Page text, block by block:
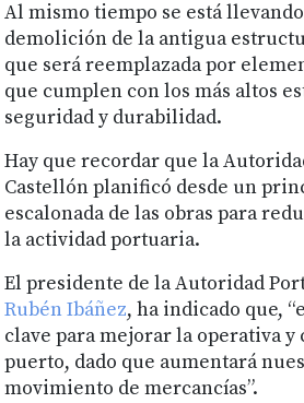
Al mismo tiempo se está
demolición de la antigua
que será reemplazada por
que cumplen con los más altos
seguridad y durabilidad.
Hay que recordar que la
Castellón planificó desde un
escalonada de las obras para
la actividad portuaria.
El presidente de la Autoridad
Rubén Ibáñez, ha indicado que,
clave para mejorar la operativa
puerto, dado que aumentará
movimiento de mercancías”.